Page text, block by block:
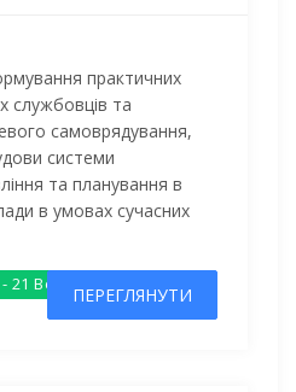
практичних
службовців та
самоврядування,
системи
та планування в
в умовах сучасних
Вересня 2026
ПЕРЕГЛЯНУТИ